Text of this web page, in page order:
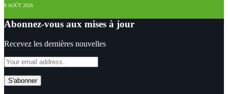
8 AOÛT 2026
Abonnez-vous aux mises à jour
Recevez les dernières nouvelles